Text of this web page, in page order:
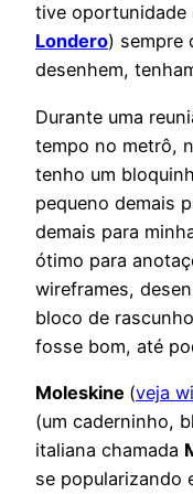
tive oportunidade
Londero) sempre
desenhem,
Durante uma
tempo no metrô,
tenho um
pequeno demais
demais para
ótimo para
wireframes,
bloco de
fosse bom, até
Moleskine (veja
(um caderninho,
italiana chamada
se popularizando